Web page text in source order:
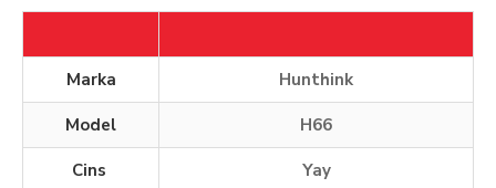
Marka Hunthink
Model H66
Cins Yay